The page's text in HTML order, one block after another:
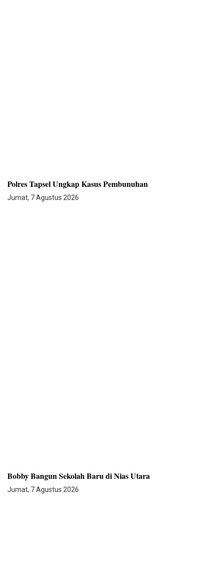
Polres Tapsel Ungkap Kasus Pembunuhan
Jumat, 7 Agustus 2026
Bobby Bangun Sekolah Baru di Nias Utara
Jumat, 7 Agustus 2026